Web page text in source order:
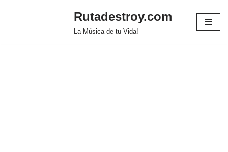
Rutadestroy.com
La Música de tu Vida!